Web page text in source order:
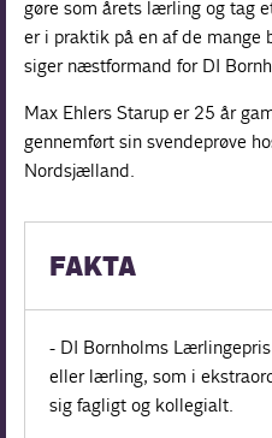
gøre som årets lærling og tag
er i praktik på en af de mange
siger næstformand for DI
Max Ehlers Starup er 25 år
gennemført sin svendeprøve
Nordsjælland.
FAKTA
- DI Bornholms
eller lærling, som i
sig fagligt og kollegialt.